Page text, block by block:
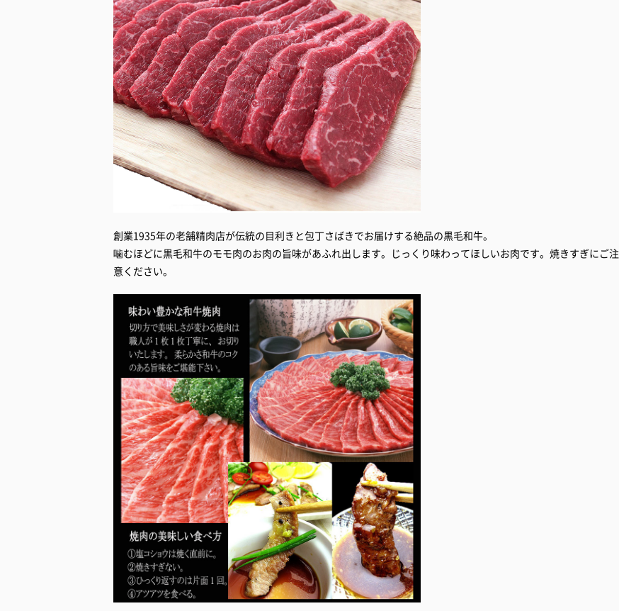
創業1935年の老舗精肉店が伝統の目利きと包丁さばきでお届けする絶品の黒毛和牛。
噛むほどに黒毛和牛のモモ肉のお肉の旨味があふれ出します。じっくり味わってほしいお肉です。焼きすぎにご注
意ください。